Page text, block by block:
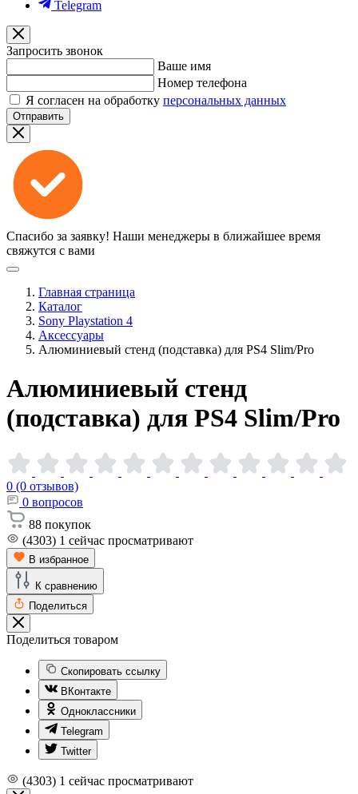
Telegram
Запросить звонок
Ваше имя
Номер телефона
Я согласен на обработку персональных данных
Отправить
Спасибо за заявку! Наши менеджеры в ближайшее время
свяжутся с вами
Главная страница
Каталог
Sony Playstation 4
Аксессуары
Алюминиевый стенд (подставка) для PS4 Slim/Pro
Алюминиевый стенд
(подставка) для PS4 Slim/Pro
0 (0 отзывов)
0 вопросов
88 покупок
(4303) 1 сейчас просматривают
В избранное
К сравнению
Поделиться
Поделиться товаром
Скопировать ссылку
ВКонтакте
Одноклассники
Telegram
Twitter
(4303) 1 сейчас просматривают